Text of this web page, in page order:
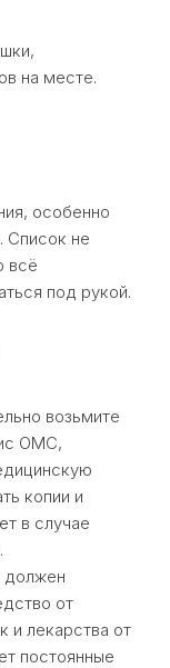
на месте.
особенно
Список не
всё
под рукой.
возьмите
ОМС,
копии и
в случае
должен
от
и лекарства от
постоянные